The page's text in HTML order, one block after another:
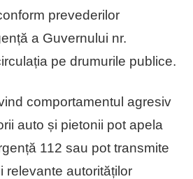
prevederilor
a Guvernului nr.
pe drumurile publice.
comportamentul agresiv
auto și pietonii pot apela
112 sau pot transmite
relevante autorităților